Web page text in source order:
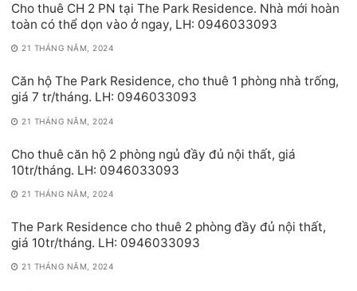
Cho thuê CH 2 PN tại The Park Residence. Nhà mới hoàn
toàn có thể dọn vào ở ngay, LH: 0946033093
21 THÁNG NĂM, 2024
Căn hộ The Park Residence, cho thuê 1 phòng nhà trống,
giá 7 tr/tháng. LH: 0946033093
21 THÁNG NĂM, 2024
Cho thuê căn hộ 2 phòng ngủ đầy đủ nội thất, giá
10tr/tháng. LH: 0946033093
21 THÁNG NĂM, 2024
The Park Residence cho thuê 2 phòng đầy đủ nội thất,
giá 10tr/tháng. LH: 0946033093
21 THÁNG NĂM, 2024